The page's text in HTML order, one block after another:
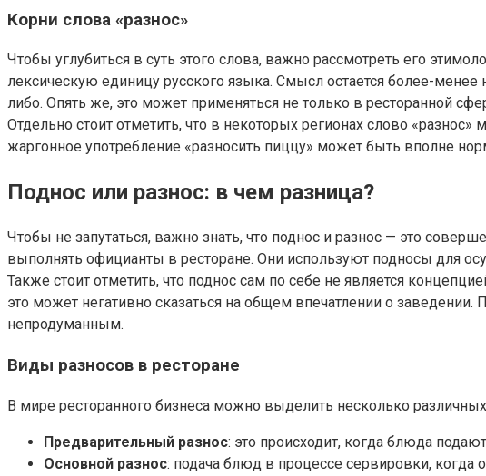
Корни слова «разнос»
Чтобы углубиться в суть этого слова, важно рассмотреть его
лексическую единицу русского языка. Смысл остается более-
либо. Опять же, это может применяться не только в ресторанной
Отдельно стоит отметить, что в некоторых регионах слово
жаргонное употребление «разносить пиццу» может быть вполне
Поднос или разнос: в чем разница?
Чтобы не запутаться, важно знать, что поднос и разнос — это
выполнять официанты в ресторане. Они используют подносы для
Также стоит отметить, что поднос сам по себе не является
это может негативно сказаться на общем впечатлении о
непродуманным.
Виды разносов в ресторане
В мире ресторанного бизнеса можно выделить несколько
Предварительный разнос: это происходит, когда блюда
Основной разнос: подача блюд в процессе сервировки,